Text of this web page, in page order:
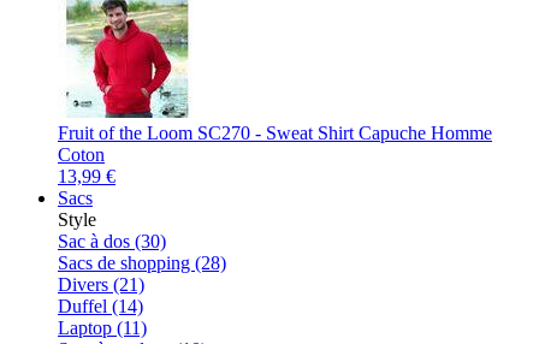
Fruit of the Loom SC270 - Sweat Shirt Capuche Homme
Coton
13,99 €
Sacs
Style
Sac à dos (30)
Sacs de shopping (28)
Divers (21)
Duffel (14)
Laptop (11)